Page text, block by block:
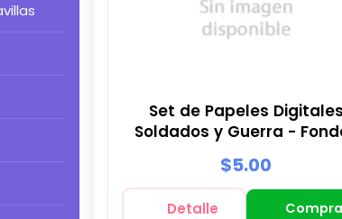
Set de Papeles Digitales
Soldados y Guerra -
para Fiestas y$5.00
Detalle